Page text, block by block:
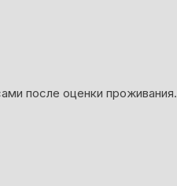
после оценки проживания.